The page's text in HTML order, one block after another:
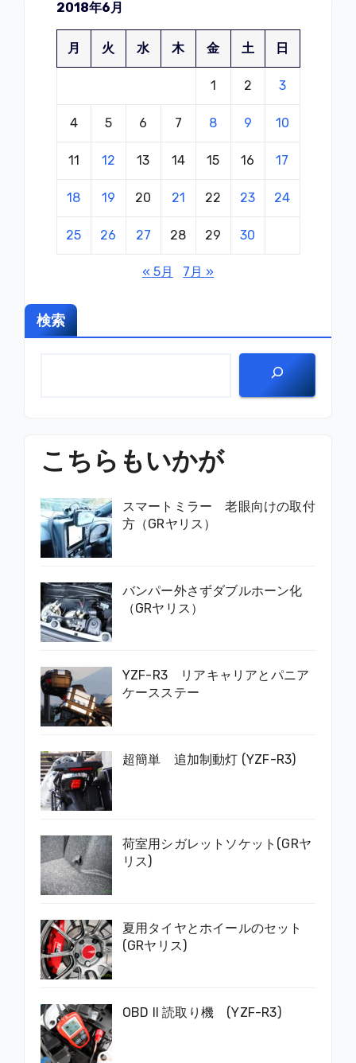
2018年6月
月 火 水 木 金 土 日
1 2 3
4 5 6 7 8 9 10
11 12 13 14 15 16 17
18 19 20 21 22 23 24
25 26 27 28 29 30
« 5月 7月 »
検索
こちらもいかが
スマートミラー 老眼向けの取付
方（GRヤリス）
バンパー外さずダブルホーン化
（GRヤリス）
YZF-R3 リアキャリアとパニア
ケースステー
超簡単 追加制動灯 (YZF-R3)
荷室用シガレットソケット(GRヤ
リス)
夏用タイヤとホイールのセット
(GRヤリス)
OBD II 読取り機 (YZF-R3)